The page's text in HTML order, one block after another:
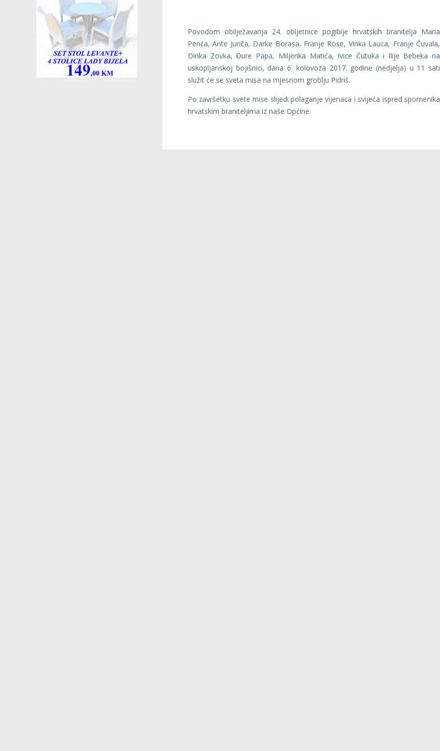
Povodom obilježavanja 24. obljetnice pogibije hrvatskih branitelja Maria
Perića, Ante Juriča, Darke Borasa, Franje Rose, Vinka Lauca, Franje Čuvala,
Dinka Zovka, Đure Papa, Miljenka Matića, Ivice Ćutuka i Ilije Bebeka na
uskopljanskoj bojišnici, dana 6. kolovoza 2017. godine (nedjelja) u 11 sati
služit će se sveta misa na mjesnom groblju Pidriš.
Po završetku svete mise slijedi polaganje vijenaca i svijeća ispred spomenika
hrvatskim braniteljima iz naše Općine.